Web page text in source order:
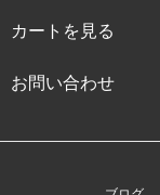
カートを見る
お問い合わせ